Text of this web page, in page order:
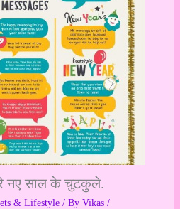
नए साल के चुटकुले.
& Lifestyle/ By Vikas /